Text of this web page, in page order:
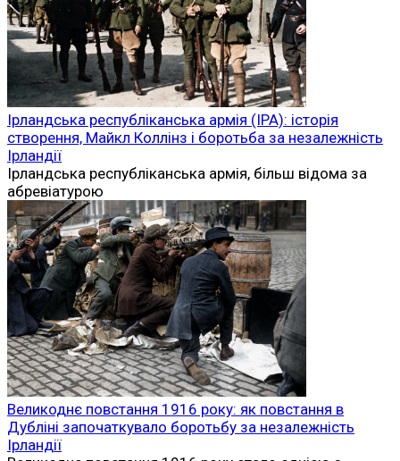
Ірландська республіканська армія (ІРА): історія
створення, Майкл Коллінз і боротьба за незалежність
Ірландії
Ірландська республіканська армія, більш відома за
абревіатурою
Великоднє повстання 1916 року: як повстання в
Дубліні започаткувало боротьбу за незалежність
Ірландії